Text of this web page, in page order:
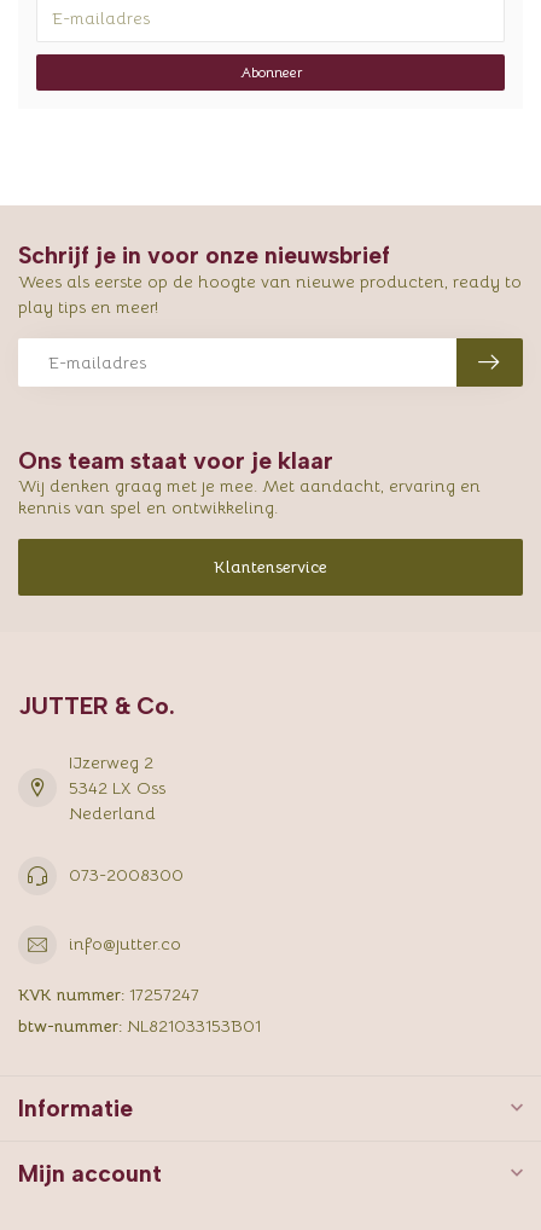
Abonneer
Ons team staat voor je klaar
Wij denken graag met je mee. Met aandacht, ervaring en
kennis van spel en ontwikkeling.
Klantenservice
Schrijf je in voor onze nieuwsbrief
Wees als eerste op de hoogte van nieuwe producten, ready to
play tips en meer!
JUTTER & Co.
IJzerweg 2
5342 LX Oss
Nederland
073-2008300
info@jutter.co
KVK nummer: 17257247
btw-nummer: NL821033153B01
Informatie
Mijn account